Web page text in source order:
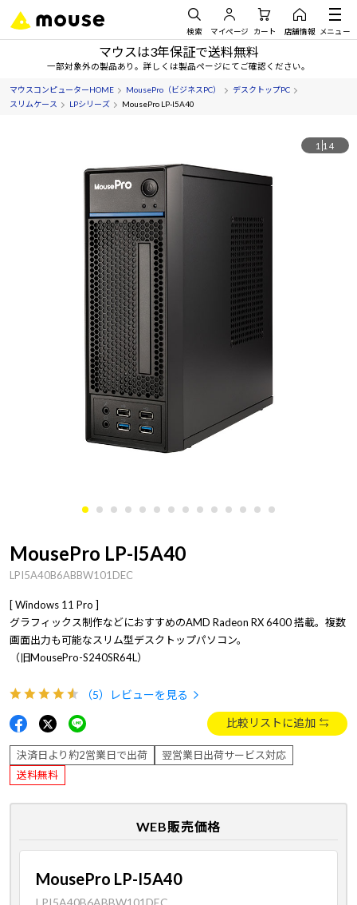
検索 マイページ カート 店舗情報 メニュー
マウスは3年保証で送料無料
一部対象外の製品あり。詳しくは製品ページにてご確認ください。
マウスコンピューターHOME MousePro（ビジネスPC）
デスクトップPC
スリムケース
LPシリーズ MousePro LP-I5A40
1 14
MousePro LP-I5A40
LPI5A40B6ABBW101DEC
[ Windows 11 Pro ]
グラフィックス制作などにおすすめのAMD Radeon RX 6400 搭載。複数
画面出力も可能なスリム型デスクトップパソコン。
（旧MousePro-S240SR64L）
（5） レビューを見る
比較リストに追加
決済日より約2営業日で出荷
翌営業日出荷サービス対応
送料無料
WEB販売価格
MousePro LP-I5A40
LPI5A40B6ABBW101DEC